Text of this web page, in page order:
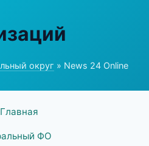
округ » News 24 Online
ФО